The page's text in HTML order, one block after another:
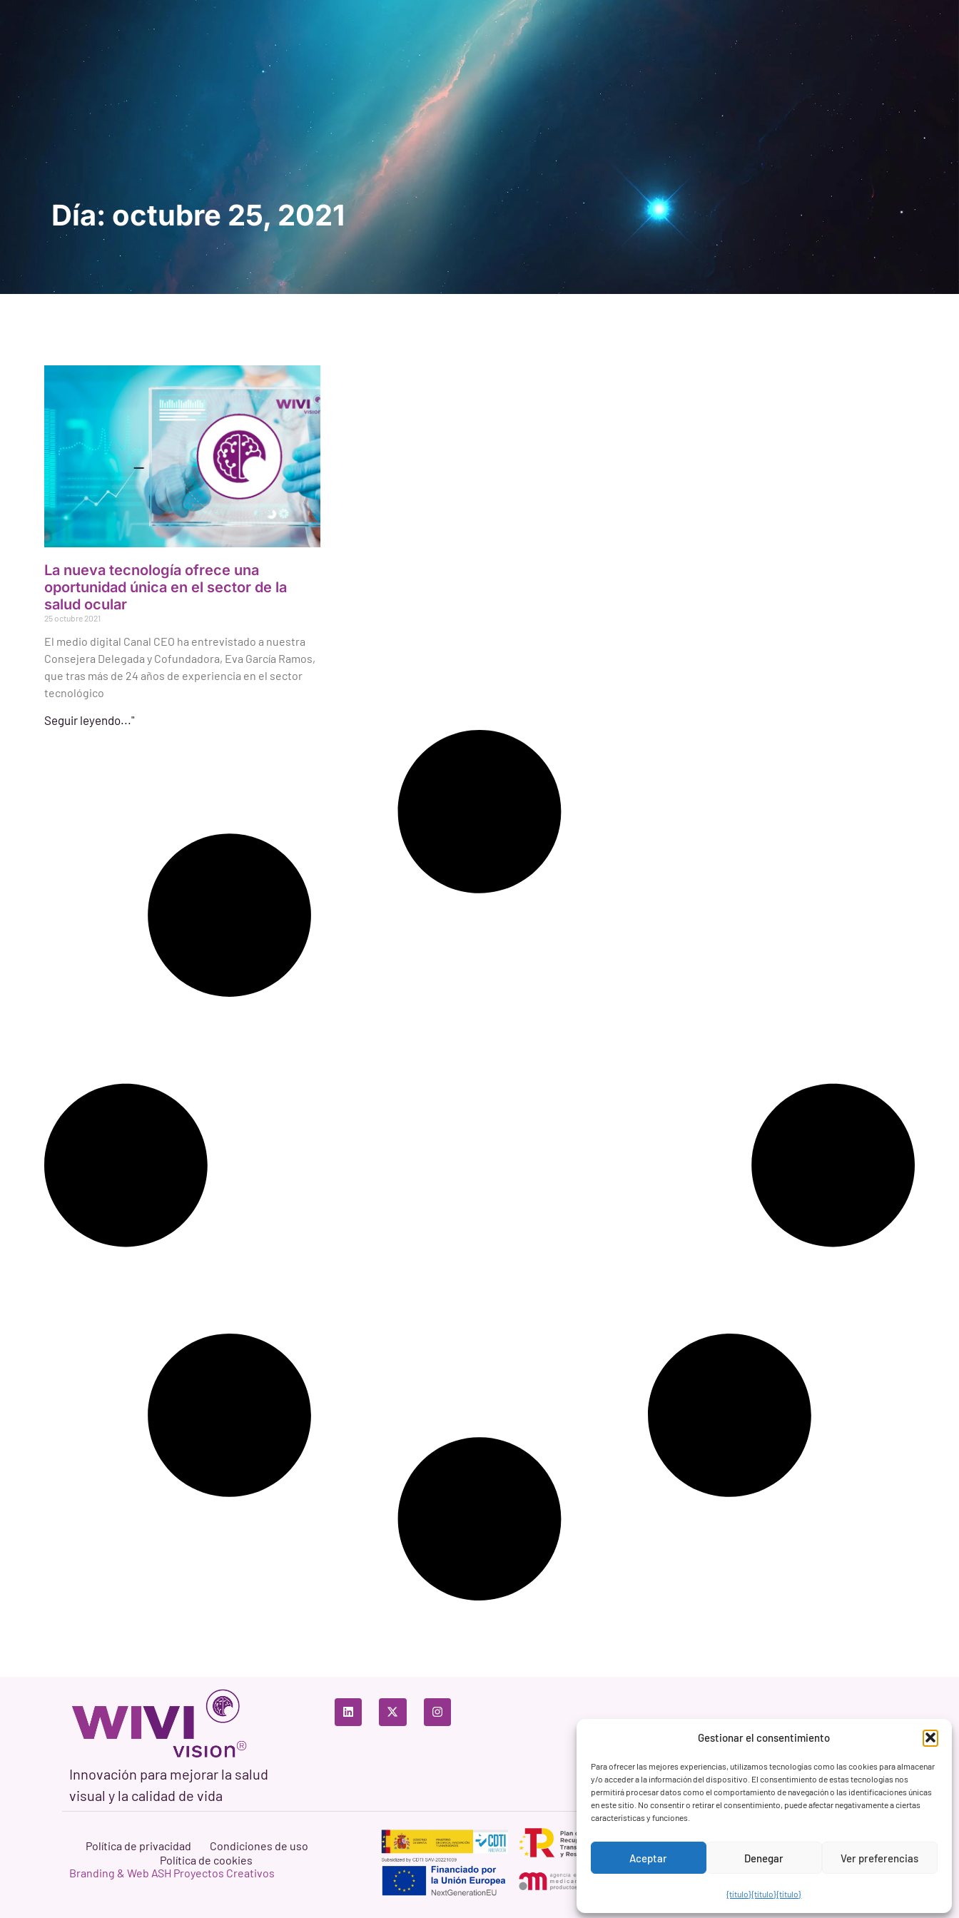
Gestionar el consentimiento
Para ofrecer las mejores experiencias, utilizamos tecnologías como las cookies para almacenar
y/o acceder a la información del dispositivo. El consentimiento de estas tecnologías nos
permitirá procesar datos como el comportamiento de navegación o las identificaciones únicas
en este sitio. No consentir o retirar el consentimiento, puede afectar negativamente a ciertas
características y funciones.
Aceptar Denegar Ver preferencias
{título}{título}{título}
Para profesionales Para pacientes
Solicita una
Día: octubre 25, 2021
La nueva tecnología ofrece una
oportunidad única en el sector de la
salud ocular
25 octubre 2021
El medio digital Canal CEO ha entrevistado a nuestra
Consejera Delegada y Cofundadora, Eva García Ramos,
que tras más de 24 años de experiencia en el sector
tecnológico
Seguir leyendo..."
Innovación para mejorar la salud
visual y la calidad de vida
Política de privacidad
Condiciones de uso
Política de cookies
Branding & Web ASH Proyectos Creativos